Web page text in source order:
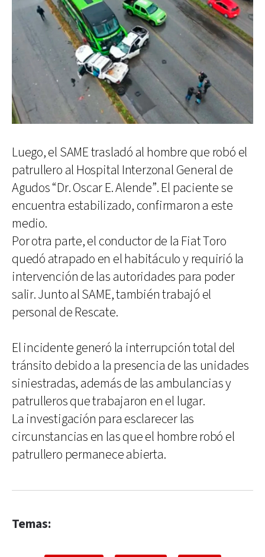
Luego, el SAME trasladó al hombre que robó el
patrullero al Hospital Interzonal General de
Agudos “Dr. Oscar E. Alende”. El paciente se
encuentra estabilizado, confirmaron a este
medio.
Por otra parte, el conductor de la Fiat Toro
quedó atrapado en el habitáculo y requirió la
intervención de las autoridades para poder
salir. Junto al SAME, también trabajó el
personal de Rescate.
El incidente generó la interrupción total del
tránsito debido a la presencia de las unidades
siniestradas, además de las ambulancias y
patrulleros que trabajaron en el lugar.
La investigación para esclarecer las
circunstancias en las que el hombre robó el
patrullero permanece abierta.
Temas: